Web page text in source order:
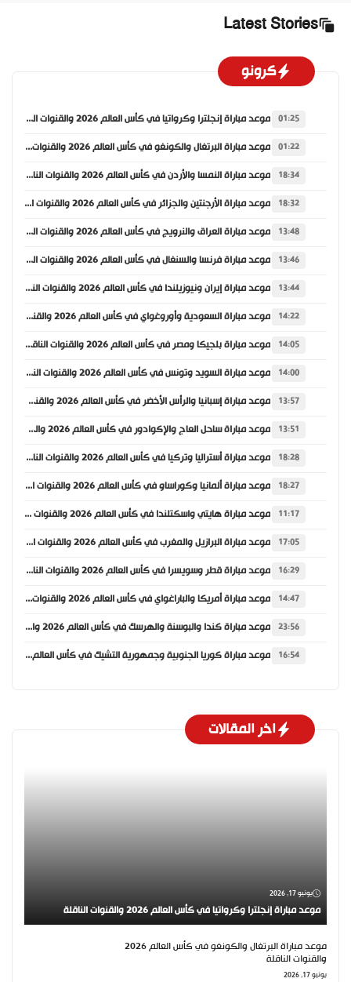
Latest Stories
كرونو
01:25 موعد مباراة إنجلترا وكرواتيا في كأس العالم 2026 والقنوات الناقلة
01:22 موعد مباراة البرتغال والكونغو في كأس العالم 2026 والقنوات الناقلة
18:34 موعد مباراة النمسا والأردن في كأس العالم 2026 والقنوات الناقلة
18:32 موعد مباراة الأرجنتين والجزائر في كأس العالم 2026 والقنوات الناقلة
13:48 موعد مباراة العراق والنرويج في كأس العالم 2026 والقنوات الناقلة
13:46 موعد مباراة فرنسا والسنغال في كأس العالم 2026 والقنوات الناقلة
13:44 موعد مباراة إيران ونيوزيلندا في كأس العالم 2026 والقنوات الناقلة
14:22 موعد مباراة السعودية وأوروغواي في كأس العالم 2026 والقنوات الناقلة
14:05 موعد مباراة بلجيكا ومصر في كأس العالم 2026 والقنوات الناقلة
14:00 موعد مباراة السويد وتونس في كأس العالم 2026 والقنوات الناقلة
13:57 موعد مباراة إسبانيا والرأس الأخضر في كأس العالم 2026 والقنوات الناقلة
13:51 موعد مباراة ساحل العاج والإكوادور في كأس العالم 2026 والقنوات الناقلة
18:28 موعد مباراة أستراليا وتركيا في كأس العالم 2026 والقنوات الناقلة
18:27 موعد مباراة ألمانيا وكوراساو في كأس العالم 2026 والقنوات الناقلة
11:17 موعد مباراة هايتي واسكتلندا في كأس العالم 2026 والقنوات الناقلة
17:05 موعد مباراة البرازيل والمغرب في كأس العالم 2026 والقنوات الناقلة
16:29 موعد مباراة قطر وسويسرا في كأس العالم 2026 والقنوات الناقلة
14:47 موعد مباراة أمريكا والباراغواي في كأس العالم 2026 والقنوات الناقلة
23:56 موعد مباراة كندا والبوسنة والهرسك في كأس العالم 2026 والقنوات الناقلة
16:54 موعد مباراة كوريا الجنوبية وجمهورية التشيك في كأس العالم 2026 والقنوات الناقلة
اخر المقالات
يونيو 17, 2026
موعد مباراة إنجلترا وكرواتيا في كأس العالم 2026 والقنوات الناقلة
موعد مباراة البرتغال والكونغو في كأس العالم 2026
والقنوات الناقلة
يونيو 17, 2026